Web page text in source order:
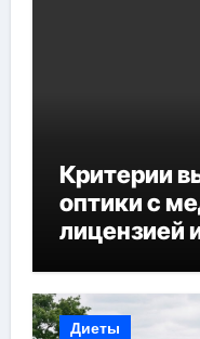
Критерии
оптики с
лицензией
Диеты